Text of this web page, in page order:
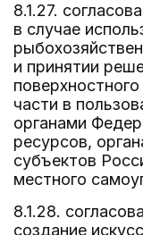
8.1.27.
в случае
и принятии
части в
органами
ресурсов,
субъектов
местного
8.1.28.
создание